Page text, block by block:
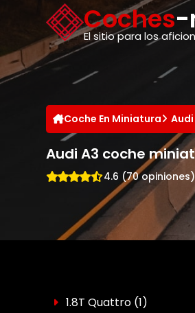
Coches-
El sitio para los
Coche En Miniatura
Audi A3 coche
4.6 (70 opiniones)
1.8T Quattro (1)
Panel de gestión de cookies